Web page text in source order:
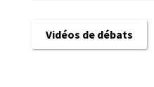
Vidéos de débats